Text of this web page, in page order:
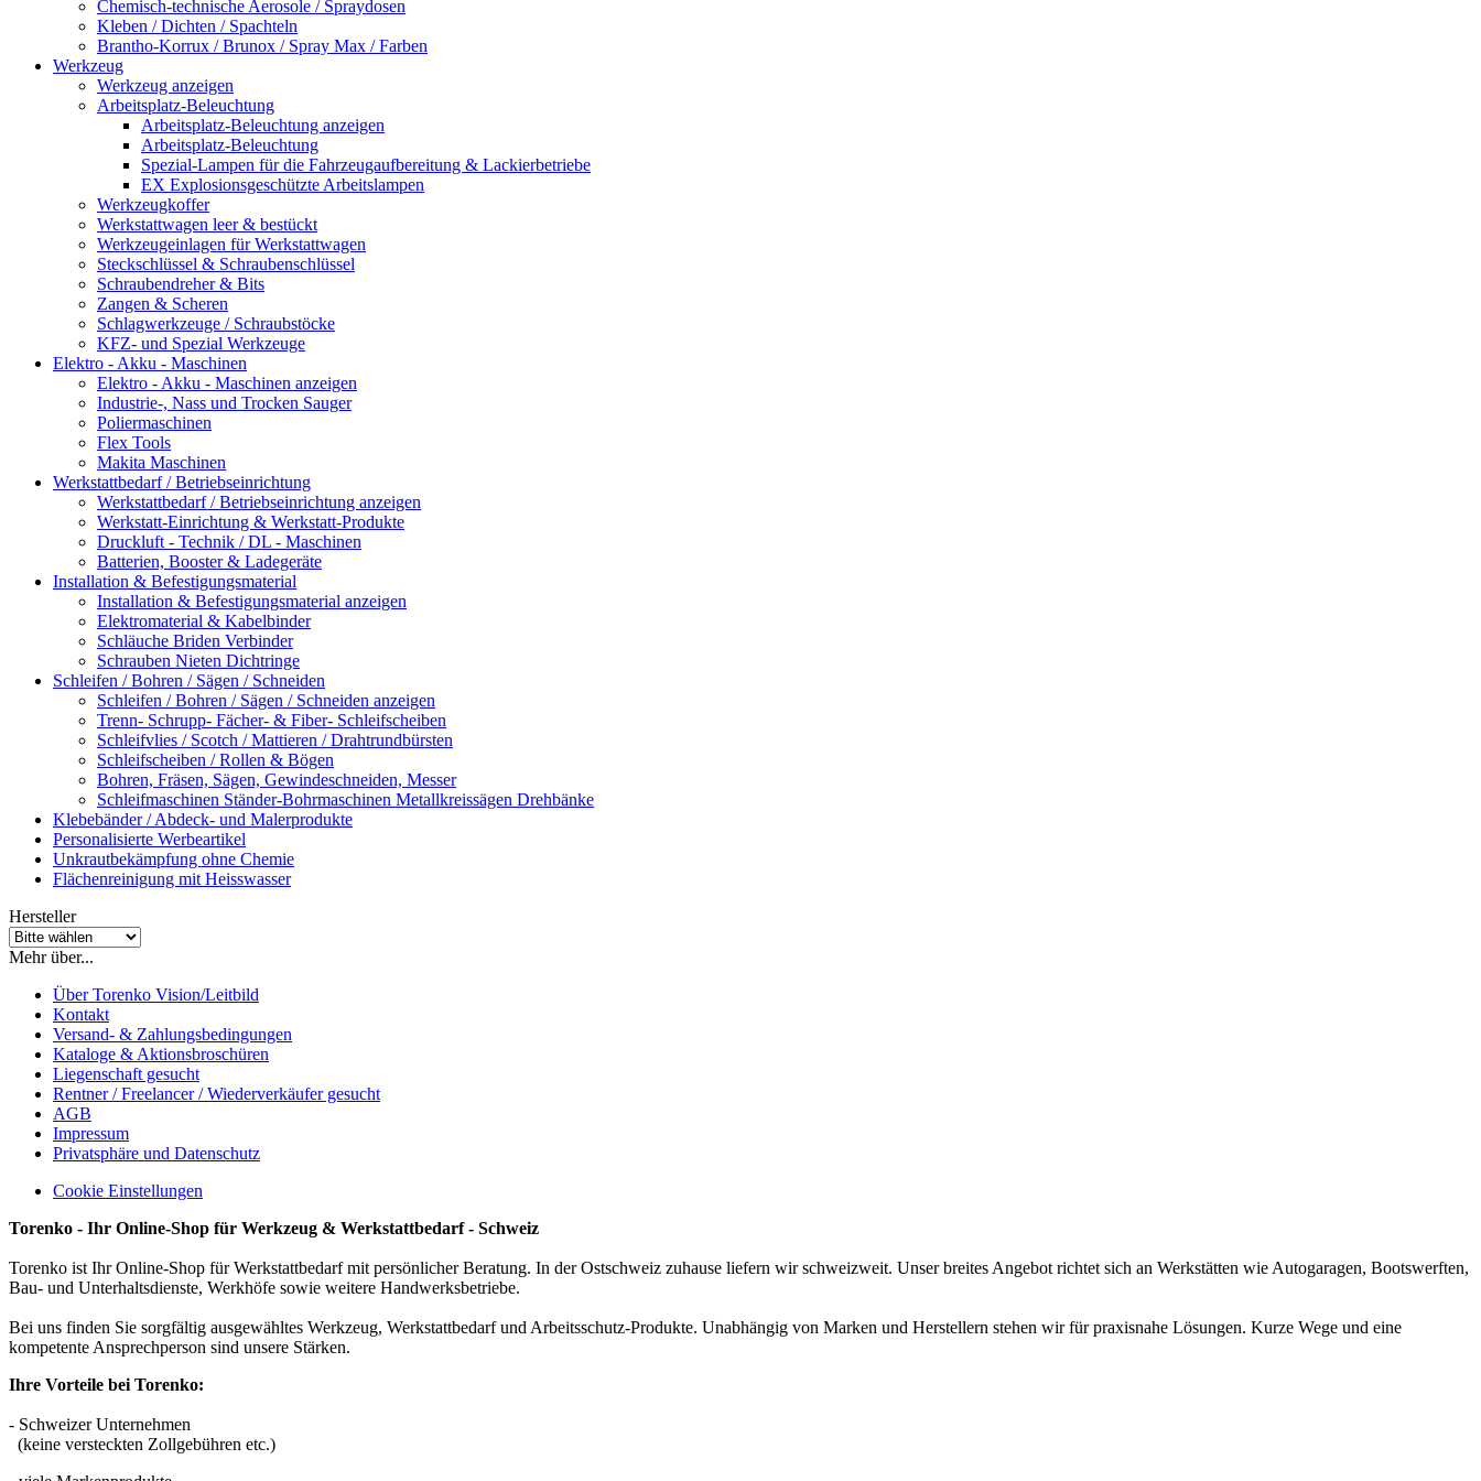
Chemisch-technische Aerosole / Spraydosen
Kleben / Dichten / Spachteln
Brantho-Korrux / Brunox / Spray Max / Farben
Werkzeug
Werkzeug anzeigen
Arbeitsplatz-Beleuchtung
Arbeitsplatz-Beleuchtung anzeigen
Arbeitsplatz-Beleuchtung
Spezial-Lampen für die Fahrzeugaufbereitung & Lackierbetriebe
EX Explosionsgeschützte Arbeitslampen
Werkzeugkoffer
Werkstattwagen leer & bestückt
Werkzeugeinlagen für Werkstattwagen
Steckschlüssel & Schraubenschlüssel
Schraubendreher & Bits
Zangen & Scheren
Schlagwerkzeuge / Schraubstöcke
KFZ- und Spezial Werkzeuge
Elektro - Akku - Maschinen
Elektro - Akku - Maschinen anzeigen
Industrie-, Nass und Trocken Sauger
Poliermaschinen
Flex Tools
Makita Maschinen
Werkstattbedarf / Betriebseinrichtung
Werkstattbedarf / Betriebseinrichtung anzeigen
Werkstatt-Einrichtung & Werkstatt-Produkte
Druckluft - Technik / DL - Maschinen
Batterien, Booster & Ladegeräte
Installation & Befestigungsmaterial
Installation & Befestigungsmaterial anzeigen
Elektromaterial & Kabelbinder
Schläuche Briden Verbinder
Schrauben Nieten Dichtringe
Schleifen / Bohren / Sägen / Schneiden
Schleifen / Bohren / Sägen / Schneiden anzeigen
Trenn- Schrupp- Fächer- & Fiber- Schleifscheiben
Schleifvlies / Scotch / Mattieren / Drahtrundbürsten
Schleifscheiben / Rollen & Bögen
Bohren, Fräsen, Sägen, Gewindeschneiden, Messer
Schleifmaschinen Ständer-Bohrmaschinen Metallkreissägen Drehbänke
Klebebänder / Abdeck- und Malerprodukte
Personalisierte Werbeartikel
Unkrautbekämpfung ohne Chemie
Flächenreinigung mit Heisswasser
Hersteller
Mehr über...
Über Torenko Vision/Leitbild
Kontakt
Versand- & Zahlungsbedingungen
Kataloge & Aktionsbroschüren
Liegenschaft gesucht
Rentner / Freelancer / Wiederverkäufer gesucht
AGB
Impressum
Privatsphäre und Datenschutz
Cookie Einstellungen
Torenko - Ihr Online-Shop für Werkzeug & Werkstattbedarf - Schweiz
Torenko ist Ihr Online-Shop für Werkstattbedarf mit persönlicher Beratung. In der Ostschweiz zuhause liefern wir schweizweit. Unser breites Angebot richtet sich an Werkstätten wie Autogaragen, Bootswerften,
Bau- und Unterhaltsdienste, Werkhöfe sowie weitere Handwerksbetriebe.
Bei uns finden Sie sorgfältig ausgewähltes Werkzeug, Werkstattbedarf und Arbeitsschutz-Produkte. Unabhängig von Marken und Herstellern stehen wir für praxisnahe Lösungen. Kurze Wege und eine
kompetente Ansprechperson sind unsere Stärken.
Ihre Vorteile bei Torenko:
- Schweizer Unternehmen
(keine versteckten Zollgebühren etc.)